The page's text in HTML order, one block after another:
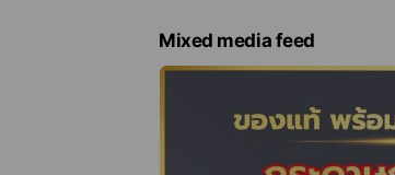
Mixed media feed